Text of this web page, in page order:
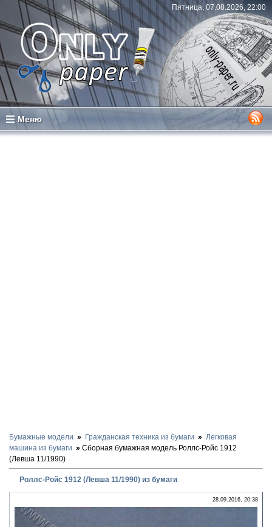
Пятница, 07.08.2026, 22:00
Меню
Бумажные модели Гражданская техника из бумаги
Легковая
машина из бумаги
Сборная бумажная модель Роллс-Ройс 1912
(Левша 11/1990)
Роллс-Ройс 1912 (Левша 11/1990) из бумаги
28.09.2016, 20:38